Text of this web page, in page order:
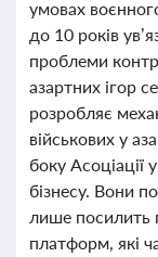
умовах
до 10 років
проблеми
азартних ігор
розробляє
військових у
боку Асоціації
бізнесу. Вони
лише посилить
платформ, які